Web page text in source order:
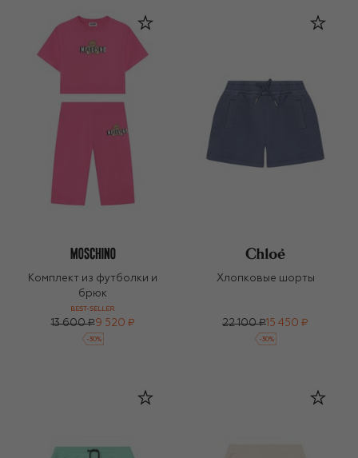
Комплект из футболки и
брюк
BEST-SELLER
13 600 ₽9 520 ₽
-30%
Хлопковые шорты
22 100 ₽ 15 450 ₽
-30%